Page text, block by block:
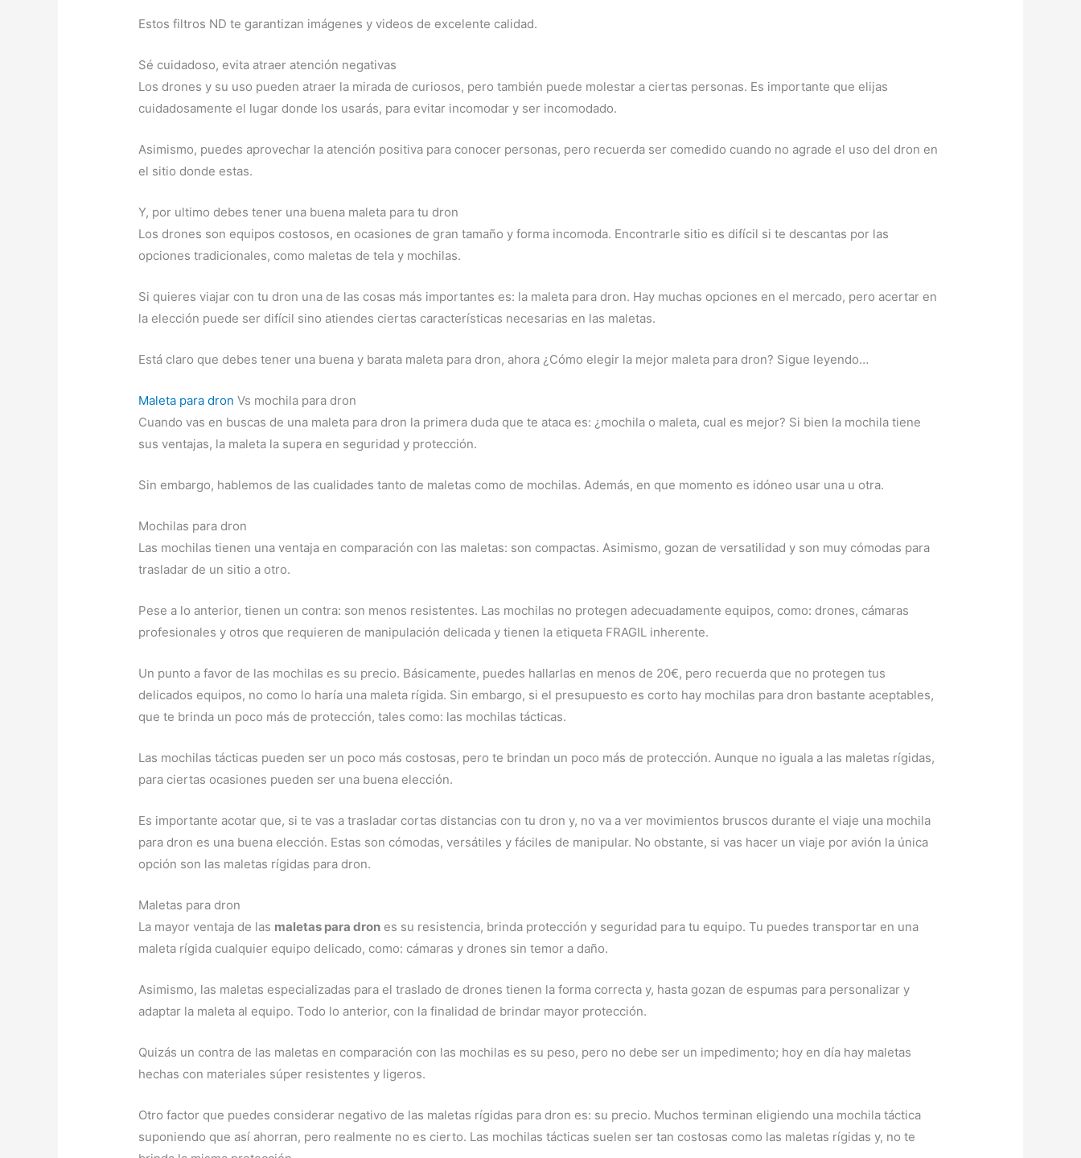
Estos filtros ND te garantizan imágenes y videos de excelente calidad.
Sé cuidadoso, evita atraer atención negativas
Los drones y su uso pueden atraer la mirada de curiosos, pero también puede molestar a ciertas personas. Es importante que elijas
cuidadosamente el lugar donde los usarás, para evitar incomodar y ser incomodado.
Asimismo, puedes aprovechar la atención positiva para conocer personas, pero recuerda ser comedido cuando no agrade el uso del dron en
el sitio donde estas.
Y, por ultimo debes tener una buena maleta para tu dron
Los drones son equipos costosos, en ocasiones de gran tamaño y forma incomoda. Encontrarle sitio es difícil si te descantas por las
opciones tradicionales, como maletas de tela y mochilas.
Si quieres viajar con tu dron una de las cosas más importantes es: la maleta para dron. Hay muchas opciones en el mercado, pero acertar en
la elección puede ser difícil sino atiendes ciertas características necesarias en las maletas.
Está claro que debes tener una buena y barata maleta para dron, ahora ¿Cómo elegir la mejor maleta para dron? Sigue leyendo…
Maleta para dron Vs mochila para dron
Cuando vas en buscas de una maleta para dron la primera duda que te ataca es: ¿mochila o maleta, cual es mejor? Si bien la mochila tiene
sus ventajas, la maleta la supera en seguridad y protección.
Sin embargo, hablemos de las cualidades tanto de maletas como de mochilas. Además, en que momento es idóneo usar una u otra.
Mochilas para dron
Las mochilas tienen una ventaja en comparación con las maletas: son compactas. Asimismo, gozan de versatilidad y son muy cómodas para
trasladar de un sitio a otro.
Pese a lo anterior, tienen un contra: son menos resistentes. Las mochilas no protegen adecuadamente equipos, como: drones, cámaras
profesionales y otros que requieren de manipulación delicada y tienen la etiqueta FRAGIL inherente.
Un punto a favor de las mochilas es su precio. Básicamente, puedes hallarlas en menos de 20€, pero recuerda que no protegen tus
delicados equipos, no como lo haría una maleta rígida. Sin embargo, si el presupuesto es corto hay mochilas para dron bastante aceptables,
que te brinda un poco más de protección, tales como: las mochilas tácticas.
Las mochilas tácticas pueden ser un poco más costosas, pero te brindan un poco más de protección. Aunque no iguala a las maletas rígidas,
para ciertas ocasiones pueden ser una buena elección.
Es importante acotar que, si te vas a trasladar cortas distancias con tu dron y, no va a ver movimientos bruscos durante el viaje una mochila
para dron es una buena elección. Estas son cómodas, versátiles y fáciles de manipular. No obstante, si vas hacer un viaje por avión la única
opción son las maletas rígidas para dron.
Maletas para dron
La mayor ventaja de las maletas para dron es su resistencia, brinda protección y seguridad para tu equipo. Tu puedes transportar en una
maleta rígida cualquier equipo delicado, como: cámaras y drones sin temor a daño.
Asimismo, las maletas especializadas para el traslado de drones tienen la forma correcta y, hasta gozan de espumas para personalizar y
adaptar la maleta al equipo. Todo lo anterior, con la finalidad de brindar mayor protección.
Quizás un contra de las maletas en comparación con las mochilas es su peso, pero no debe ser un impedimento; hoy en día hay maletas
hechas con materiales súper resistentes y ligeros.
Otro factor que puedes considerar negativo de las maletas rígidas para dron es: su precio. Muchos terminan eligiendo una mochila táctica
suponiendo que así ahorran, pero realmente no es cierto. Las mochilas tácticas suelen ser tan costosas como las maletas rígidas y, no te